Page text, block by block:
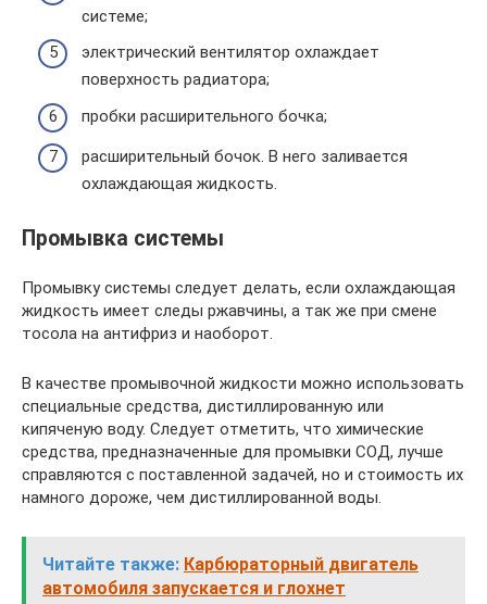
системе;
электрический вентилятор охлаждает
поверхность радиатора;
пробки расширительного бочка;
расширительный бочок. В него заливается
охлаждающая жидкость.
Промывка системы
Промывку системы следует делать, если охлаждающая
жидкость имеет следы ржавчины, а так же при смене
тосола на антифриз и наоборот.
В качестве промывочной жидкости можно использовать
специальные средства, дистиллированную или
кипяченую воду. Следует отметить, что химические
средства, предназначенные для промывки СОД, лучше
справляются с поставленной задачей, но и стоимость их
намного дороже, чем дистиллированной воды.
Читайте также: Карбюраторный двигатель
автомобиля запускается и глохнет